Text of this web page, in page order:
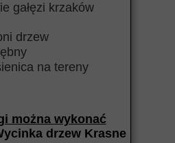
gałęzi krzaków
drzew
na tereny
można wykonać
drzew Krasne